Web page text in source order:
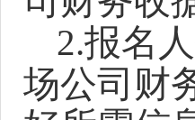
2.报名
场公司财